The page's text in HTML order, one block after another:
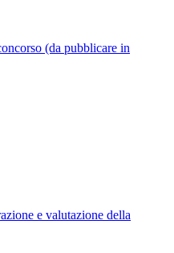
(da pubblicare in
e valutazione della